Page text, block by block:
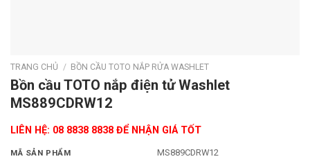
TRANG CHỦ / BỒN CẦU TOTO NẮP RỬA WASHLET
Bồn cầu TOTO nắp điện tử Washlet
MS889CDRW12
LIÊN HỆ: 08 8838 8838 ĐỂ NHẬN GIÁ TỐT
MÃ SẢN PHẨM MS889CDRW12